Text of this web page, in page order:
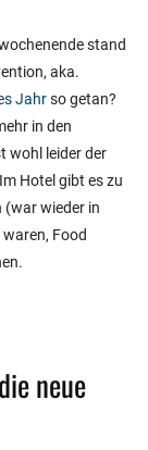
stand
aka.
Jahrso getan?
in den
wohl leider der
Hotel gibt es zu
(war wieder in
Food
neue